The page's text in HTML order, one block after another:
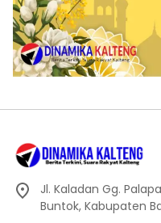
Jl. Kaladan Gg.
Buntok, Kabupaten